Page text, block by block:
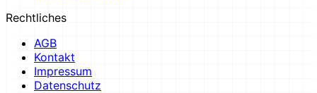
Rechtliches
AGB
Kontakt
Impressum
Datenschutz